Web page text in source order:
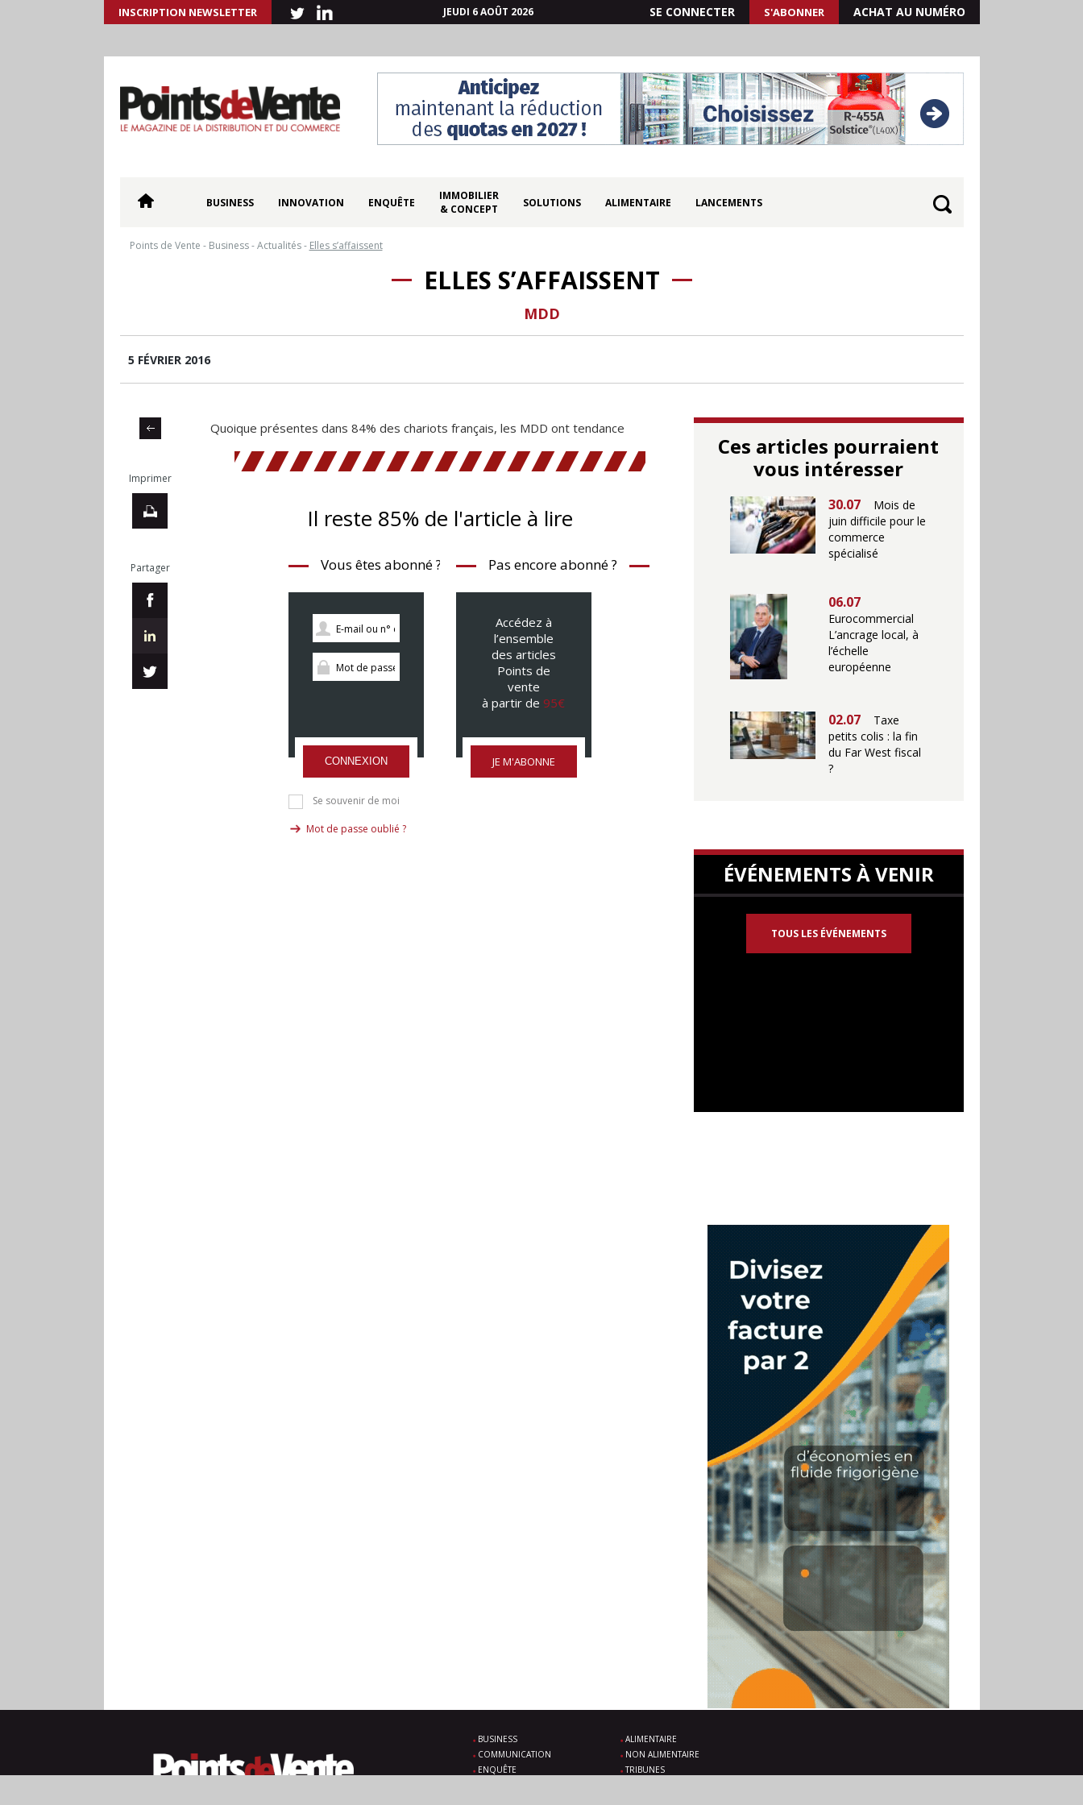
INSCRIPTION NEWSLETTER JEUDI 6 AOÛT 2026 SE CONNECTER S'ABONNER ACHAT AU NUMÉRO
BUSINESS INNOVATION ENQUÊTE
IMMOBILIER
& CONCEPT
SOLUTIONS ALIMENTAIRE LANCEMENTS
Points de Vente - Business-Actualités- Elles s’affaissent
ELLES S’AFFAISSENT
MDD
5 FÉVRIER 2016
Imprimer
Partager
Quoique présentes dans 84% des chariots français, les MDD ont tendance
Il reste 85% de l'article à lire
Vous êtes abonné ?
CONNEXION
Se souvenir de moi
Mot de passe oublié ?
Pas encore abonné ?
Accédez à
l’ensemble
des articles
Points de
vente
à partir de 95€
JE M'ABONNE
Ces articles pourraient
vous intéresser
30.07
Mois de
juin difficile pour le
commerce
spécialisé
06.07
Eurocommercial
L’ancrage local, à
l’échelle
européenne
02.07
Taxe
petits colis : la fin
du Far West fiscal
?
ÉVÉNEMENTS À VENIR
TOUS LES ÉVÉNEMENTS
BUSINESS
COMMUNICATION
ENQUÊTE
ALIMENTAIRE
NON ALIMENTAIRE
TRIBUNES